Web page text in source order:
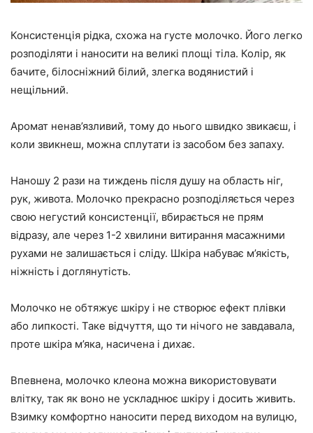
Консистенція рідка, схожа на густе молочко. Його легко
розподіляти і наносити на великі площі тіла. Колір, як
бачите, білосніжний білий, злегка водянистий і
нещільний.
Аромат ненав’язливий, тому до нього швидко звикаєш, і
коли звикнеш, можна сплутати із засобом без запаху.
Наношу 2 рази на тиждень після душу на область ніг,
рук, живота. Молочко прекрасно розподіляється через
свою негустий консистенції, вбирається не прям
відразу, але через 1-2 хвилини витирання масажними
рухами не залишається і сліду. Шкіра набуває м’якість,
ніжність і доглянутість.
Молочко не обтяжує шкіру і не створює ефект плівки
або липкості. Таке відчуття, що ти нічого не завдавала,
проте шкіра м’яка, насичена і дихає.
Впевнена, молочко клеона можна використовувати
влітку, так як воно не ускладнює шкіру і досить живить.
Взимку комфортно наносити перед виходом на вулицю,